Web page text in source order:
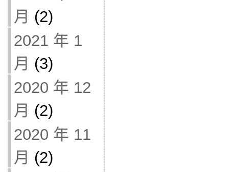
月 (2)
2021 年 1
月 (3)
2020 年 12
月 (2)
2020 年 11
月 (2)